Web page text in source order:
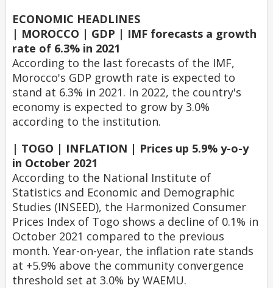
ECONOMIC HEADLINES
| MOROCCO | GDP | IMF forecasts a growth
rate of 6.3% in 2021
According to the last forecasts of the IMF,
Morocco's GDP growth rate is expected to
stand at 6.3% in 2021. In 2022, the country's
economy is expected to grow by 3.0%
according to the institution.
| TOGO | INFLATION | Prices up 5.9% y-o-y
in October 2021
According to the National Institute of
Statistics and Economic and Demographic
Studies (INSEED), the Harmonized Consumer
Prices Index of Togo shows a decline of 0.1% in
October 2021 compared to the previous
month. Year-on-year, the inflation rate stands
at +5.9% above the community convergence
threshold set at 3.0% by WAEMU.